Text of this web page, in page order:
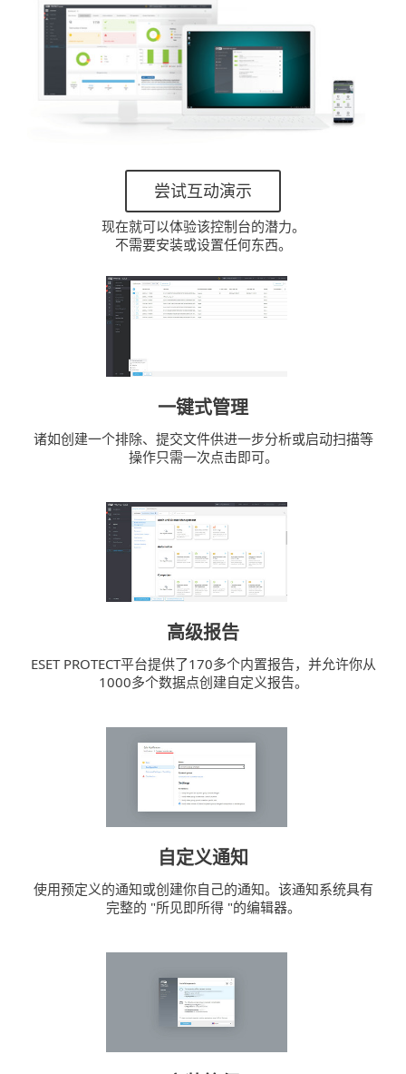
尝试互动演示
现在就可以体验该控制台的潜力。
不需要安装或设置任何东西。
一键式管理
诸如创建一个排除、提交文件供进一步分析或启动扫描等
操作只需一次点击即可。
高级报告
ESET PROTECT平台提供了170多个内置报告，并允许你从
1000多个数据点创建自定义报告。
自定义通知
使用预定义的通知或创建你自己的通知。该通知系统具有
完整的 "所见即所得 "的编辑器。